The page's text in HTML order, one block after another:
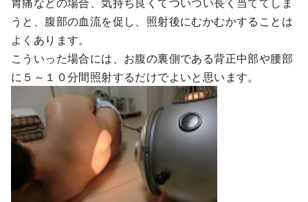
うと、腹部の血流を促し、照射後にむかむかすることは
よくあります。
こういった場合には、お腹の裏側である背正中部や腰部
に５～１０分間照射するだけでよいと思います。